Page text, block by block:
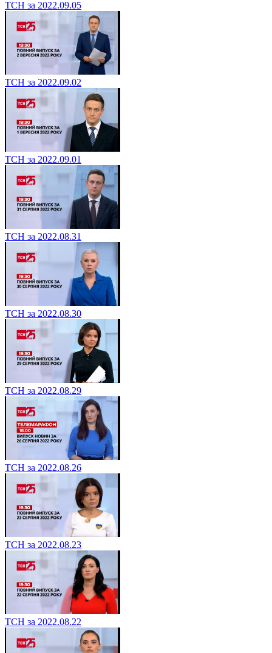
ТСН за 2022.09.05
ТСН за 2022.09.02
ТСН за 2022.09.01
ТСН за 2022.08.31
ТСН за 2022.08.30
ТСН за 2022.08.29
ТСН за 2022.08.26
ТСН за 2022.08.23
ТСН за 2022.08.22